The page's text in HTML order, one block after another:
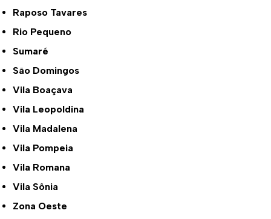
Raposo Tavares
Rio Pequeno
Sumaré
São Domingos
Vila Boaçava
Vila Leopoldina
Vila Madalena
Vila Pompeia
Vila Romana
Vila Sônia
Zona Oeste